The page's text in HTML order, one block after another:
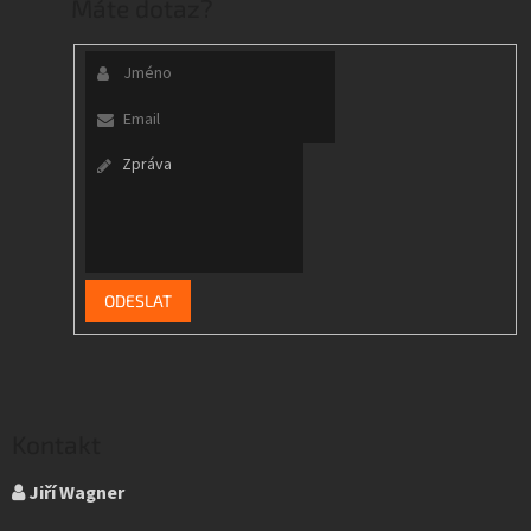
Jiří Wagner